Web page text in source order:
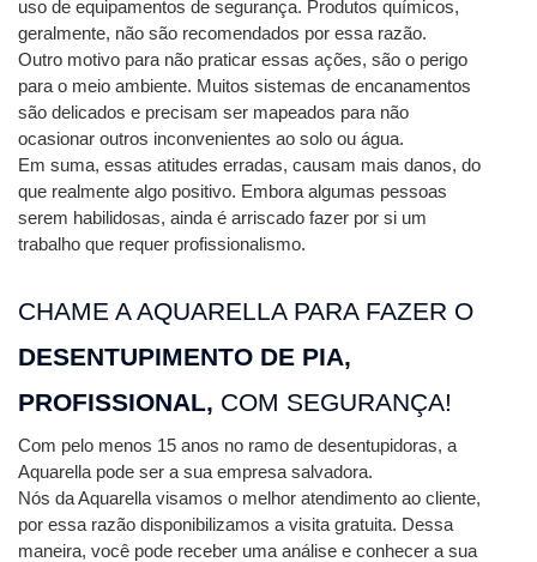
uso de equipamentos de segurança. Produtos químicos,
geralmente, não são recomendados por essa razão.
Outro motivo para não praticar essas ações, são o perigo
para o meio ambiente. Muitos sistemas de encanamentos
são delicados e precisam ser mapeados para não
ocasionar outros inconvenientes ao solo ou água.
Em suma, essas atitudes erradas, causam mais danos, do
que realmente algo positivo. Embora algumas pessoas
serem habilidosas, ainda é arriscado fazer por si um
trabalho que requer profissionalismo.
DESENTUPIMENTO DE PIA,
PROFISSIONAL, COM SEGURANÇA!
Com pelo menos 15 anos no ramo de desentupidoras, a
Aquarella pode ser a sua empresa salvadora.
Nós da Aquarella visamos o melhor atendimento ao cliente,
por essa razão disponibilizamos a visita gratuita. Dessa
maneira, você pode receber uma análise e conhecer a sua